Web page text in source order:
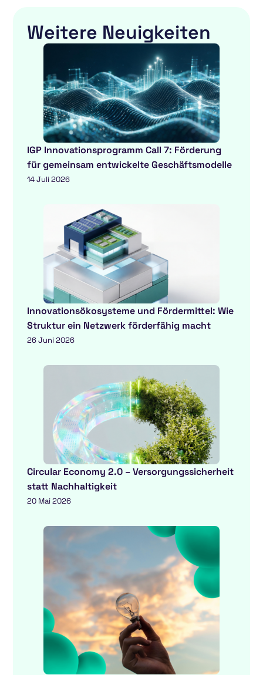
Weitere Neuigkeiten
IGP Innovationsprogramm Call 7: Förderung
für gemeinsam entwickelte Geschäftsmodelle
14 Juli 2026
Innovationsökosysteme und Fördermittel: Wie
Struktur ein Netzwerk förderfähig macht
26 Juni 2026
Circular Economy 2.0 – Versorgungssicherheit
statt Nachhaltigkeit
20 Mai 2026